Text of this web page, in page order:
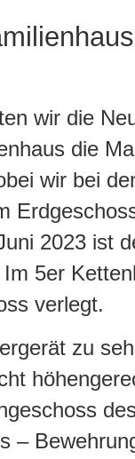
wir die
die
wir bei
2023 ist
5er
verlegt.
zu
–